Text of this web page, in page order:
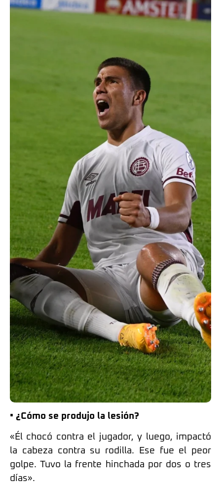
• ¿Cómo se produjo la lesión?
«Él chocó contra el jugador, y luego, impactó
la cabeza contra su rodilla. Ese fue el peor
golpe. Tuvo la frente hinchada por dos o tres
días».